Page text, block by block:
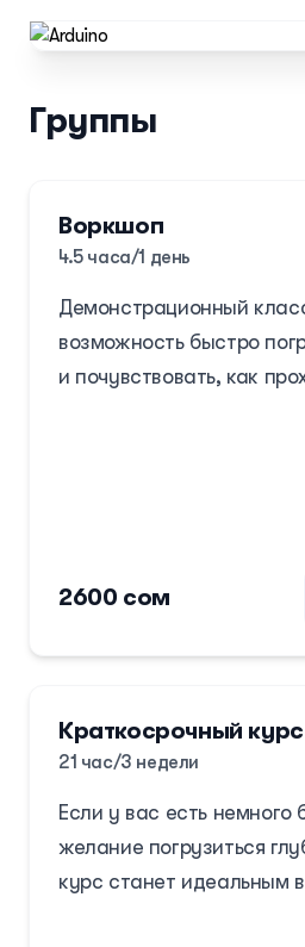
Группы
Воркшоп
4.5 часа/1 день
Демонстрационный
возможность быстро
и почувствовать, как
2600 сом
Краткосрочный курс
21 час/3 недели
Если у вас есть немного
желание погрузиться
курс станет идеальным
Запись на курс